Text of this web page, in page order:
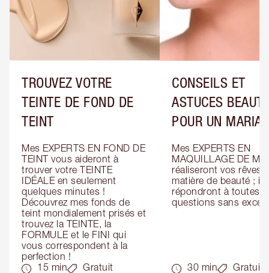
TROUVEZ VOTRE
TEINTE DE FOND DE
TEINT
Mes EXPERTS EN FOND DE
TEINT vous aideront à
trouver votre TEINTE
IDÉALE en seulement
quelques minutes !
Découvrez mes fonds de
teint mondialement prisés et
trouvez la TEINTE, la
FORMULE et le FINI qui
vous correspondent à la
perfection !
15 min
Gratuit
CONSEILS ET
ASTUCES
POUR UN
Mes EXPERTS EN
MAQUILLAGE DE
réaliseront vos rêves
matière de beauté ; ils
répondront à toutes
questions sans
30 min Gratuit